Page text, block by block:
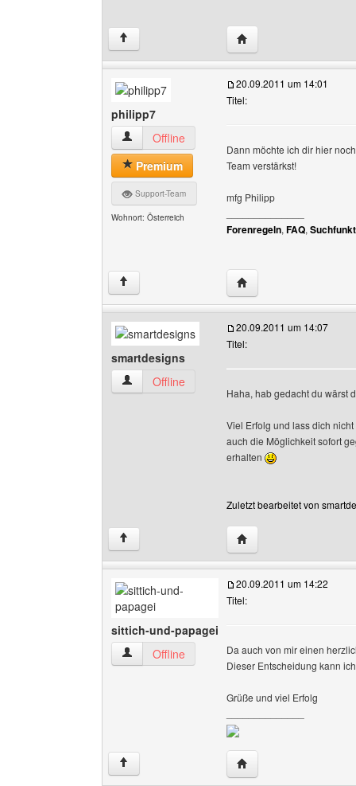
↑ Website dieses
philipp7
philipp7 Benutzer-Profile anzeigen
Offline
Premium
Support-Team
Wohnort: Österreich
20.09.2011 um 14:01
Titel:
Dann möchte ich dir hier
Team verstärkst!
mfg Philipp
Forenregeln, FAQ,
↑ Website dieses
smartdesigns
smartdesigns Benutzer-Profile anzeigen
Offline
20.09.2011 um 14:07
Titel:
Haha, hab gedacht du wärst
Viel Erfolg und lass dich
auch die Möglichkeit sofort
erhalten
Zuletzt bearbeitet von
↑ Website dieses
sittich-und-papagei
sittich-und-papagei Benutzer-Profile anzeigen
Offline
20.09.2011 um 14:22
Titel:
Da auch von mir einen
Dieser Entscheidung kann
Grüße und viel Erfolg
↑ Website dieses